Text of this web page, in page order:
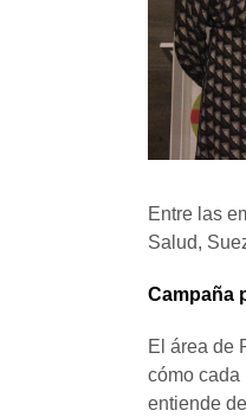
Entre las
Salud,
Campaña
El área de
cómo cada
entiende